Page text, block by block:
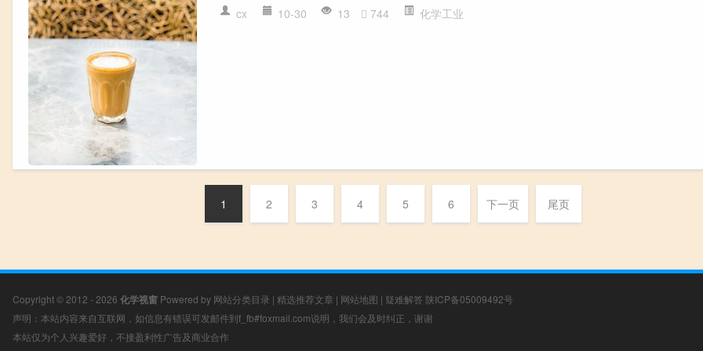
cx 10-30 13 744 化学工业
1 2 3 4 5 6 下一页 尾页
Copyright © 2012 - 2026 化学视窗 Powered by 网站分类目录 | 精选推荐文章 | 网站地图 | 疑难解答 陕ICP备05009492号
声明：本站内容来自互联网，如信息有错误可发邮件到f_fb#foxmail.com说明，我们会及时纠正，谢谢
本站仅为个人兴趣爱好，不接盈利性广告及商业合作